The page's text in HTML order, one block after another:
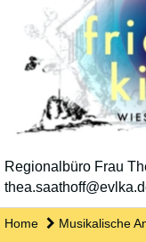
Regionalbüro Frau
Home Musikalische